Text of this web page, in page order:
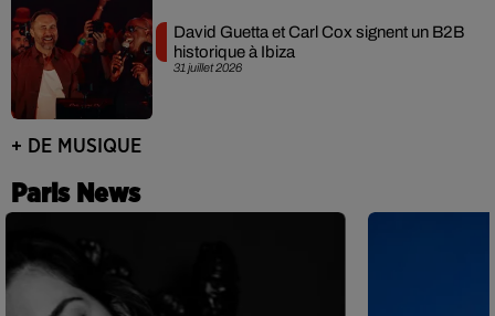
31 juillet 2026
David Guetta et Carl Cox signent un B2B
historique à Ibiza
+ DE MUSIQUE
Paris News